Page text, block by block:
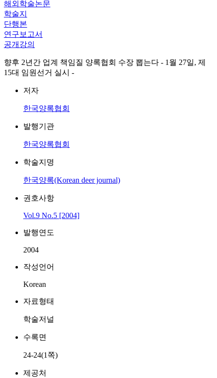
해외학술논문
학술지
단행본
연구보고서
공개강의
향후 2년간 업계 책임질 양록협회 수장 뽑는다 - 1월 27일, 제
15대 임원선거 실시 -
저자
한국양록협회
발행기관
한국양록협회
학술지명
한국양록(Korean deer journal)
권호사항
Vol.9 No.5 [2004]
발행연도
2004
작성언어
Korean
자료형태
학술저널
수록면
24-24(1쪽)
제공처